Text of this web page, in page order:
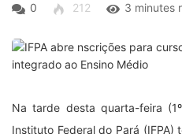
0 212 3 minutes
Na tarde desta quarta-feira
Instituto Federal do Pará (IFPA)